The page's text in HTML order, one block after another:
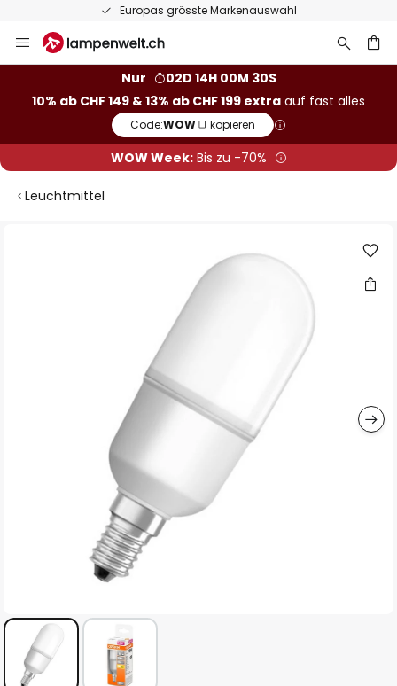
Europas grösste Markenauswahl
Inhalt
Nur
02D 14H 00M 29S
10% ab CHF 149 & 13% ab CHF 199 extra auf fast alles
Code:WOW kopieren
WOW Week:Bis zu -70%
Leuchtmittel